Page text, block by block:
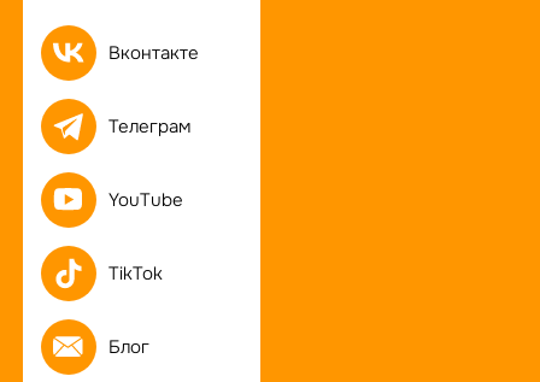
Вконтакте
Телеграм
YouTube
TikTok
Блог